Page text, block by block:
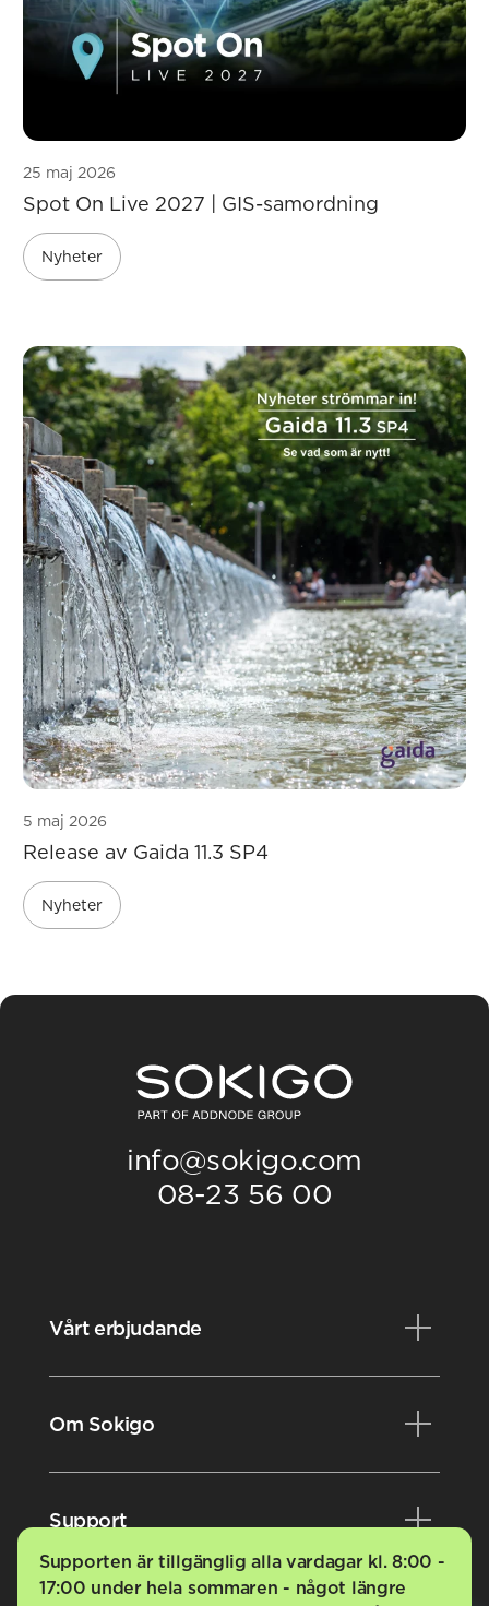
Supporten är tillgänglig alla vardagar kl. 8:00 -
17:00 under hela sommaren - något längre
25 maj 2026
Spot On Live 2027 | GIS-samordning
Nyheter
5 maj 2026
Release av Gaida 11.3 SP4
Nyheter
info@sokigo.com
08-23 56 00
Vårt erbjudande
Videobibliotek
Om Sokigo
Karriär
Support
Kundportalen